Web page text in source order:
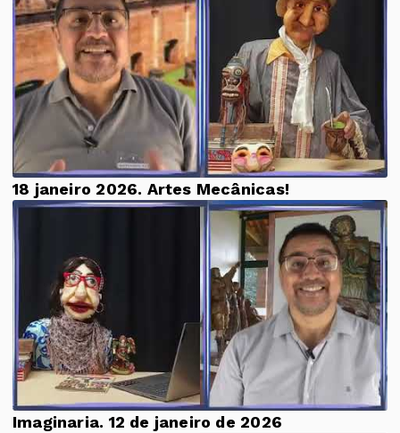
18 janeiro 2026. Artes Mecânicas!
Imaginaria. 12 de janeiro de 2026